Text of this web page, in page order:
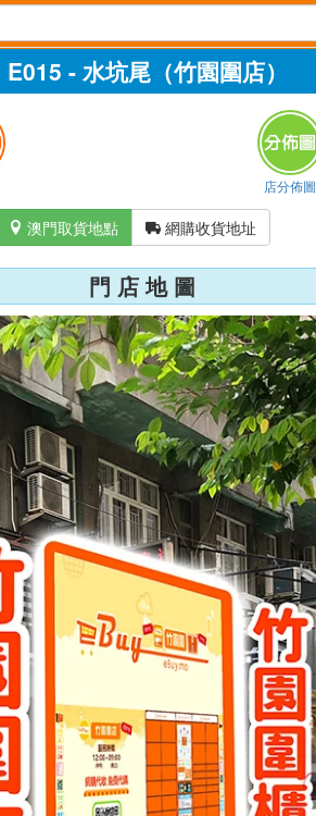
E015 - 水坑尾（竹園圍店）
店分佈圖
 澳門取貨地點 網購收貨地址
門 店 地 圖